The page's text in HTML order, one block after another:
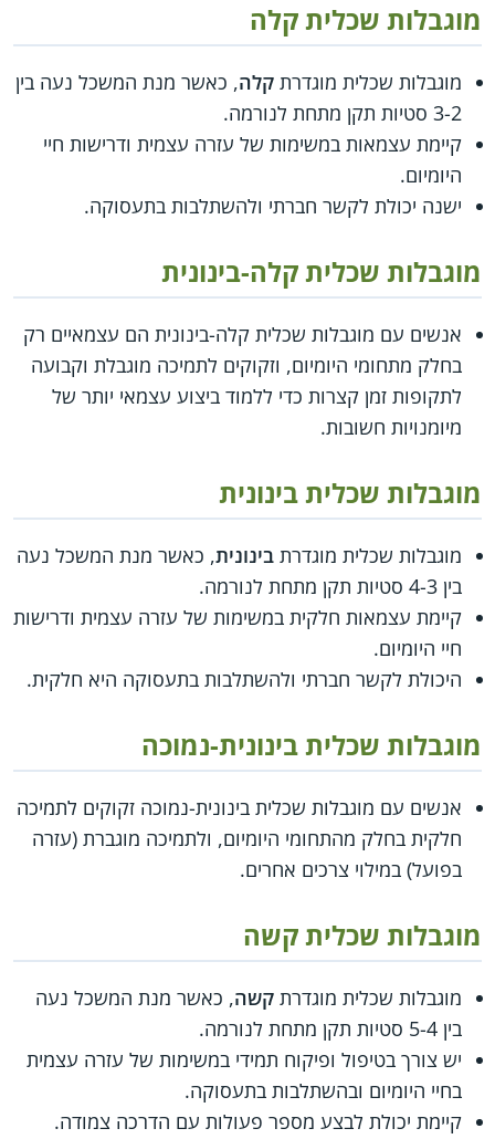
מוגבלות שכלית קלה
מוגבלות שכלית מוגדרת קלה, כאשר מנת המשכל נעה בין
3-2 סטיות תקן מתחת לנורמה.
קיימת עצמאות במשימות של עזרה עצמית ודרישות חיי
היומיום.
ישנה יכולת לקשר חברתי ולהשתלבות בתעסוקה.
מוגבלות שכלית קלה-בינונית
אנשים עם מוגבלות שכלית קלה-בינונית הם עצמאיים רק
בחלק מתחומי היומיום, וזקוקים לתמיכה מוגבלת וקבועה
לתקופות זמן קצרות כדי ללמוד ביצוע עצמאי יותר של
מיומנויות חשובות.
מוגבלות שכלית בינונית
מוגבלות שכלית מוגדרת בינונית, כאשר מנת המשכל נעה
בין 4-3 סטיות תקן מתחת לנורמה.
קיימת עצמאות חלקית במשימות של עזרה עצמית ודרישות
חיי היומיום.
היכולת לקשר חברתי ולהשתלבות בתעסוקה היא חלקית.
מוגבלות שכלית בינונית-נמוכה
אנשים עם מוגבלות שכלית בינונית-נמוכה זקוקים לתמיכה
חלקית בחלק מהתחומי היומיום, ולתמיכה מוגברת (עזרה
בפועל) במילוי צרכים אחרים.
מוגבלות שכלית קשה
מוגבלות שכלית מוגדרת קשה, כאשר מנת המשכל נעה
בין 5-4 סטיות תקן מתחת לנורמה.
יש צורך בטיפול ופיקוח תמידי במשימות של עזרה עצמית
בחיי היומיום ובהשתלבות בתעסוקה.
קיימת יכולת לבצע מספר פעולות עם הדרכה צמודה.